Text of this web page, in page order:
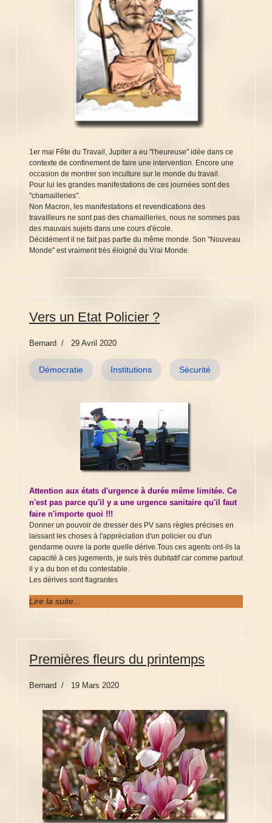
1er mai Fête du Travail, Jupiter a eu "l'heureuse" idée dans ce
contexte de confinement de faire une intervention. Encore une
occasion de montrer son inculture sur le monde du travail.
Pour lui les grandes manifestations de ces journées sont des
"chamailleries".
Non Macron, les manifestations et revendications des
travailleurs ne sont pas des chamailleries, nous ne sommes pas
des mauvais sujets dans une cours d'école.
Décidément il ne fait pas partie du même monde. Son "Nouveau
Monde" est vraiment très éloigné du Vrai Monde.
Vers un Etat Policier ?
Bernard 29 Avril 2020
Démocratie Institutions Sécurité
Attention aux états d'urgence à durée même limitée. Ce
n'est pas parce qu'il y a une urgence sanitaire qu'il faut
faire n'importe quoi !!!
Donner un pouvoir de dresser des PV sans règles précises en
laissant les choses à l'appréciation d'un policier ou d'un
gendarme ouvre la porte quelle dérive.Tous ces agents ont-ils la
capacité à ces jugements, je suis très dubitatif car comme partout
il y a du bon et du contestable.
Les dérives sont flagrantes
Lire la suite...
Premières fleurs du printemps
Bernard 19 Mars 2020